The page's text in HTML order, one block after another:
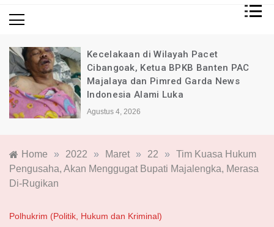
Kecelakaan di Wilayah Pacet
Cibangoak, Ketua BPKB Banten PAC
Majalaya dan Pimred Garda News
Indonesia Alami Luka
Agustus 4, 2026
Home » 2022 » Maret » 22 »
Tim Kuasa Hukum
Pengusaha, Akan Menggugat Bupati Majalengka, Merasa
Di-Rugikan
Polhukrim (Politik, Hukum dan Kriminal)